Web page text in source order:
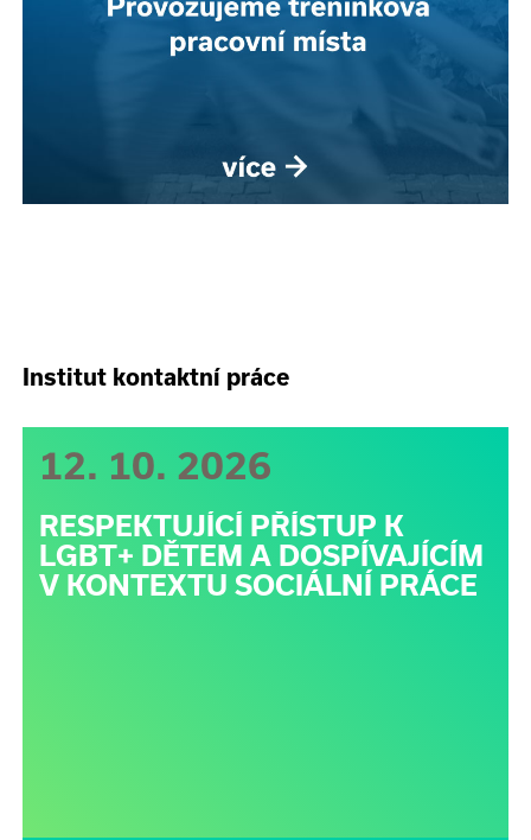
Institut kontaktní práce
12. 10. 2026
RESPEKTUJÍCÍ PŘÍSTUP K
LGBT+ DĚTEM A DOSPÍVAJÍCÍM
V KONTEXTU SOCIÁLNÍ PRÁCE